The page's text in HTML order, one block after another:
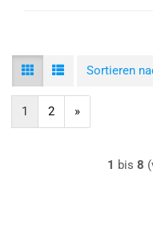
Sortieren
Sortieren
1 2 »
1 bis 8